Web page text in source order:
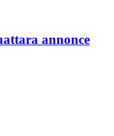
annonce